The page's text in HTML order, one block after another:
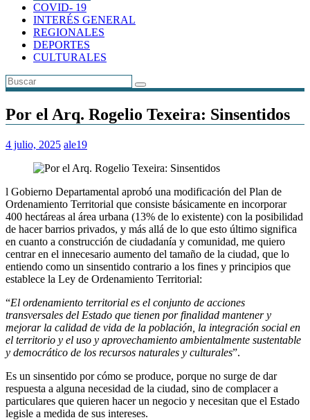
COVID- 19
INTERÉS GENERAL
REGIONALES
DEPORTES
CULTURALES
Por el Arq. Rogelio Texeira: Sinsentidos
4 julio, 2025 ale19
l Gobierno Departamental aprobó una modificación del Plan de
Ordenamiento Territorial que consiste básicamente en incorporar
400 hectáreas al área urbana (13% de lo existente) con la posibilidad
de hacer barrios privados, y más allá de lo que esto último significa
en cuanto a construcción de ciudadanía y comunidad, me quiero
centrar en el innecesario aumento del tamaño de la ciudad, que lo
entiendo como un sinsentido contrario a los fines y principios que
establece la Ley de Ordenamiento Territorial:
“El ordenamiento territorial es el conjunto de acciones
transversales del Estado que tienen por finalidad mantener y
mejorar la calidad de vida de la población, la integración social en
el territorio y el uso y aprovechamiento ambientalmente sustentable
y democrático de los recursos naturales y culturales”.
Es un sinsentido por cómo se produce, porque no surge de dar
respuesta a alguna necesidad de la ciudad, sino de complacer a
particulares que quieren hacer un negocio y necesitan que el Estado
legisle a medida de sus intereses.